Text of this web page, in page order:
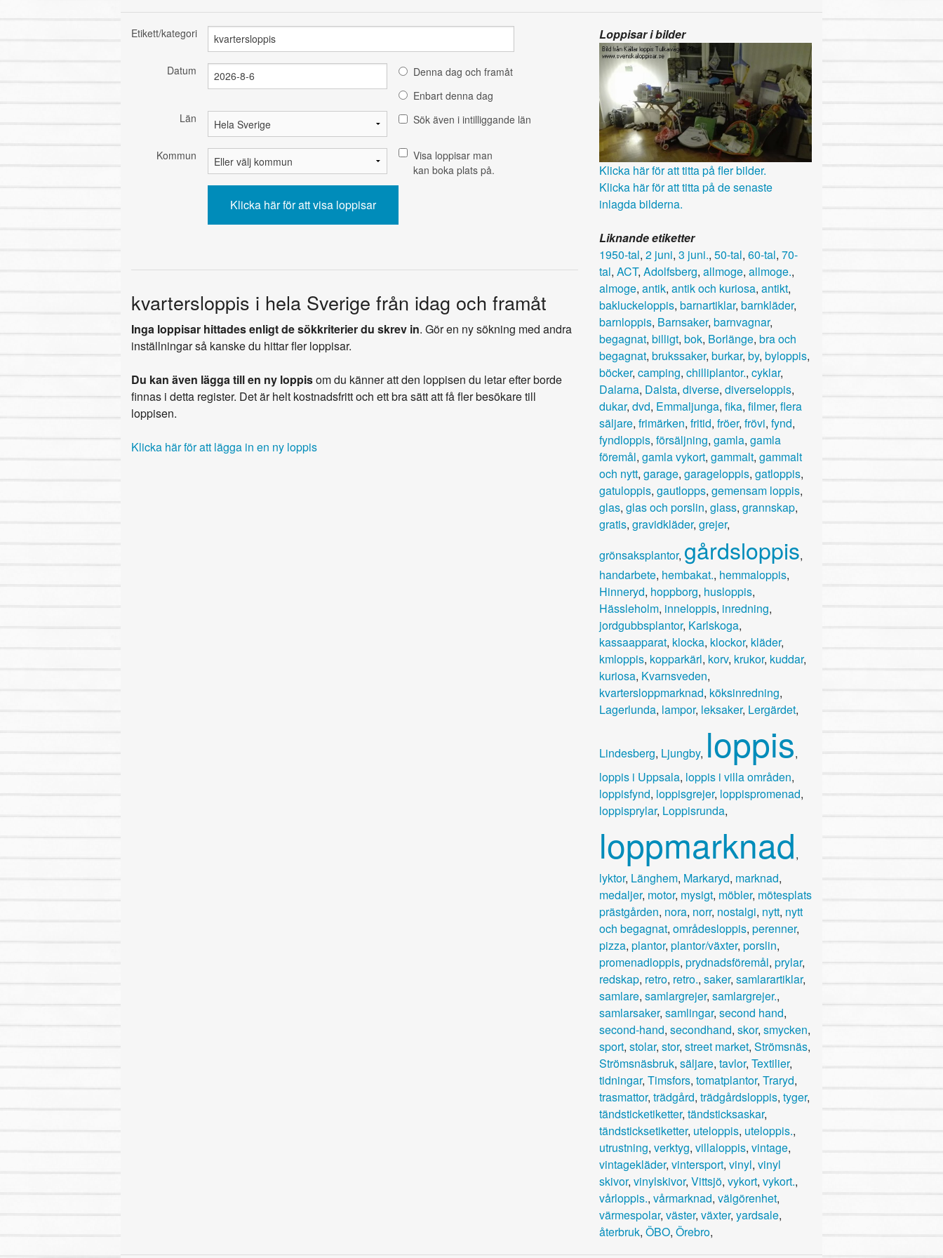
Etikett/kategori
Datum
Denna dag och framåt
Enbart denna dag
Län
Sök även i intilliggande län
Kommun
Visa loppisar man
kan boka plats på.
kvartersloppis i hela Sverige från idag och framåt
Inga loppisar hittades enligt de sökkriterier du skrev in. Gör en ny sökning med andra
inställningar så kanske du hittar fler loppisar.
Du kan även lägga till en ny loppisom du känner att den loppisen du letar efter borde
finnas i detta register. Det är helt kostnadsfritt och ett bra sätt att få fler besökare till
loppisen.
Klicka här för att lägga in en ny loppis
Loppisar i bilder
Klicka här för att titta på fler bilder.
Klicka här för att titta på de senaste
inlagda bilderna.
Liknande etiketter
1950-tal, 2 juni, 3 juni., 50-tal, 60-tal, 70-
tal, ACT, Adolfsberg, allmoge, allmoge.,
almoge, antik, antik och kuriosa, antikt,
bakluckeloppis, barnartiklar, barnkläder,
barnloppis, Barnsaker, barnvagnar,
begagnat, billigt, bok, Borlänge, bra och
begagnat, brukssaker, burkar, by, byloppis,
böcker, camping, chilliplantor., cyklar,
Dalarna, Dalsta, diverse, diverseloppis,
dukar, dvd, Emmaljunga, fika, filmer, flera
säljare, frimärken, fritid, fröer, frövi, fynd,
fyndloppis, försäljning, gamla, gamla
föremål, gamla vykort, gammalt, gammalt
och nytt, garage, garageloppis, gatloppis,
gatuloppis, gautlopps, gemensam loppis,
glas, glas och porslin, glass, grannskap,
gratis, gravidkläder, grejer,
grönsaksplantor, gårdsloppis,
handarbete, hembakat., hemmaloppis,
Hinneryd, hoppborg, husloppis,
Hässleholm, inneloppis, inredning,
jordgubbsplantor, Karlskoga,
kassaapparat, klocka, klockor, kläder,
kmloppis, kopparkärl, korv, krukor, kuddar,
kuriosa, Kvarnsveden,
kvartersloppmarknad, köksinredning,
Lagerlunda, lampor, leksaker, Lergärdet,
Lindesberg, Ljungby, loppis,
loppis i Uppsala, loppis i villa områden,
loppisfynd, loppisgrejer, loppispromenad,
loppisprylar, Loppisrunda,
loppmarknad,
lyktor, Länghem, Markaryd, marknad,
medaljer, motor, mysigt, möbler, mötesplats
prästgården, nora, norr, nostalgi, nytt, nytt
och begagnat, områdesloppis, perenner,
pizza, plantor, plantor/växter, porslin,
promenadloppis, prydnadsföremål, prylar,
redskap, retro, retro., saker, samlarartiklar,
samlare, samlargrejer, samlargrejer.,
samlarsaker, samlingar, second hand,
second-hand, secondhand, skor, smycken,
sport, stolar, stor, street market, Strömsnäs,
Strömsnäsbruk, säljare, tavlor, Textilier,
tidningar, Timsfors, tomatplantor, Traryd,
trasmattor, trädgård, trädgårdsloppis, tyger,
tändsticketiketter, tändsticksaskar,
tändsticksetiketter, uteloppis, uteloppis.,
utrustning, verktyg, villaloppis, vintage,
vintagekläder, vintersport, vinyl, vinyl
skivor, vinylskivor, Vittsjö, vykort, vykort.,
vårloppis., vårmarknad, välgörenhet,
värmespolar, väster, växter, yardsale,
återbruk, ÖBO, Örebro,